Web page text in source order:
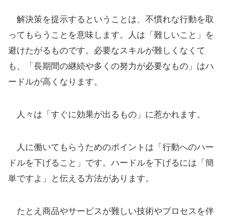
解決策を提示するということは、不慣れな行動を取
ってもらうことを意味します。人は「難しいこと」を
避けたがるものです。必要なスキルが難しくなくて
も、「長期間の継続や多くの努力が必要なもの」はハ
ードルが高くなります。
人々は「すぐに効果が出るもの」に惹かれます。
人に働いてもらうためのポイントは「行動へのハー
ドルを下げること」です。ハードルを下げるには「簡
単ですよ」と伝える方法があります。
たとえ商品やサービスが難しい技術やプロセスを伴